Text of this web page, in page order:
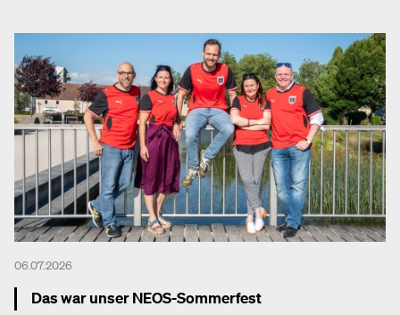
06.07.2026
Das war unser NEOS-Sommerfest